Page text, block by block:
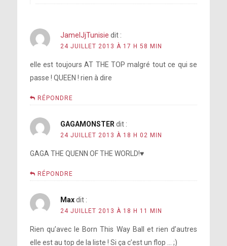
JamelJjTunisie dit :
24 JUILLET 2013 À 17 H 58 MIN
elle est toujours AT THE TOP malgré tout ce qui se
passe ! QUEEN ! rien à dire
RÉPONDRE
GAGAMONSTER dit :
24 JUILLET 2013 À 18 H 02 MIN
GAGA THE QUENN OF THE WORLD!♥
RÉPONDRE
Max dit :
24 JUILLET 2013 À 18 H 11 MIN
Rien qu’avec le Born This Way Ball et rien d’autres
elle est au top de la liste ! Si ça c’est un flop … ;)